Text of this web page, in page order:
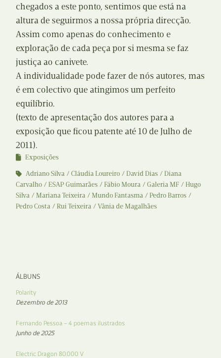
chegados a este ponto, sentimos que está na
altura de seguirmos a nossa própria direcção.
Assim como apenas do conhecimento e
exploração de cada peça por si mesma se faz
justiça ao canivete.
A individualidade pode fazer de nós autores, mas
é em colectivo que atingimos um perfeito
equilíbrio.
(texto de apresentação dos autores para a
exposição que ficou patente até 10 de Julho de
2011).
Exposições
Adriano Silva
Cláudia Loureiro David Dias
Diana
Carvalho
ESAP Guimarães Fábio Moura Galeria MF
Hugo
Silva
Mariana Teixeira Mundo Fantasma
Pedro Barros
Pedro Costa
Rui Teixeira Vânia de Magalhães
ÁLBUNS
Polarity
Dezembro de 2013
Fernando Pessoa – 4 poemas ilustrados
Junho de 2025
Electric Dragon 80.000 V